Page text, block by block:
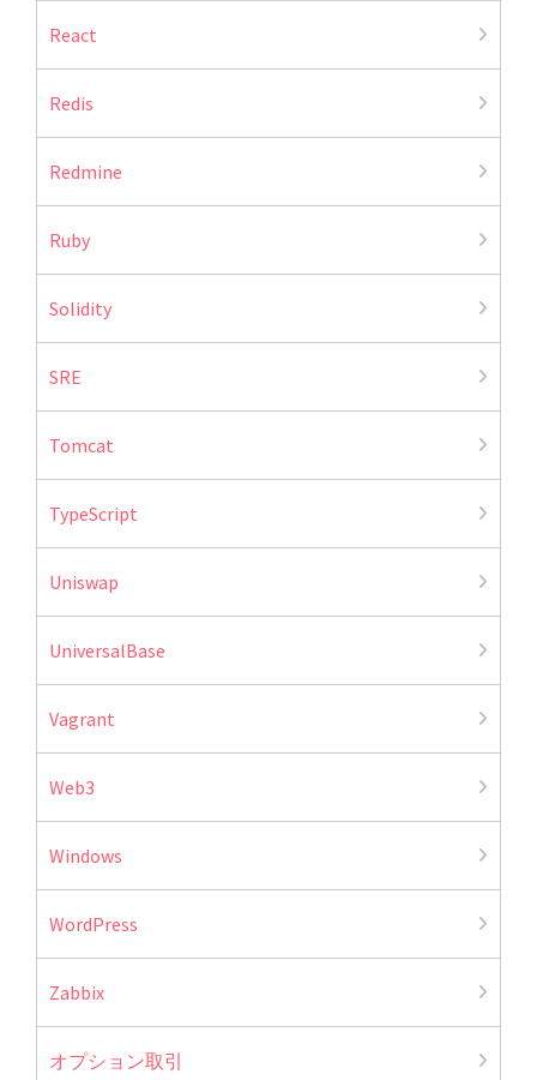
React
Redis
Redmine
Ruby
Solidity
SRE
Tomcat
TypeScript
Uniswap
UniversalBase
Vagrant
Web3
Windows
WordPress
Zabbix
オプション取引